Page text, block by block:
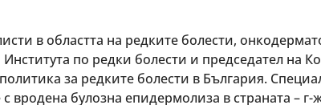
в областта на редките болести,
по редки болести и председател на
за редките болести в България.
булозна епидермолиза в страната – г-